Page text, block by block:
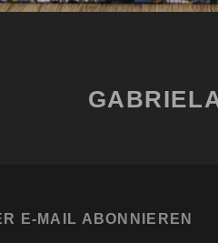
E-MAIL ABONNIEREN